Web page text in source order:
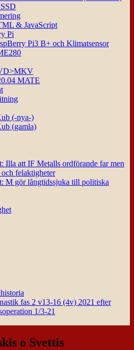
& JavaScript
Pi
Pi3 B+ och Klimatsensor
MATE
(-nya-)
(gamla)
Illa att IF Metalls ordförande far men
felaktigheter
M gör långtidssjuka till politiska
fas 2 v13-16 (4v) 2021 efter
1/3-21
o Svettis